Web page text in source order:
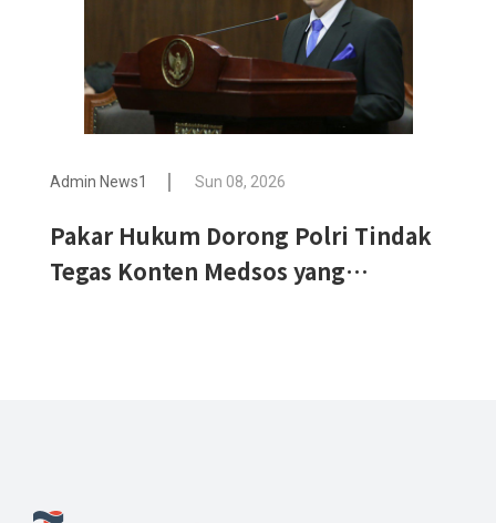
Admin News1 Sun 08, 2026
Pakar Hukum Dorong Polri Tindak
Tegas Konten Medsos yang